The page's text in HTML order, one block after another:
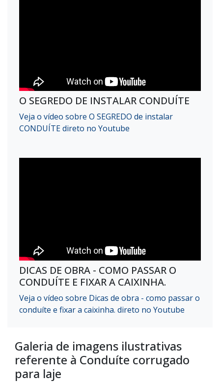
O SEGREDO DE INSTALAR CONDUÍTE
Veja o vídeo sobre O SEGREDO de instalar
CONDUÍTE direto no Youtube
DICAS DE OBRA - COMO PASSAR O
CONDUÍTE E FIXAR A CAIXINHA.
Veja o vídeo sobre Dicas de obra - como passar o
conduíte e fixar a caixinha. direto no Youtube
Galeria de imagens ilustrativas
referente à Conduíte corrugado
para laje